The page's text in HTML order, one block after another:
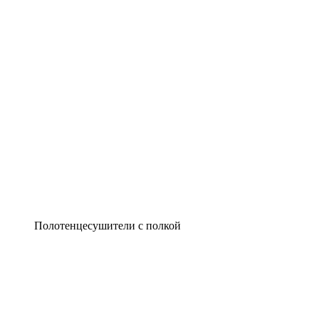
Полотенцесушители с полкой